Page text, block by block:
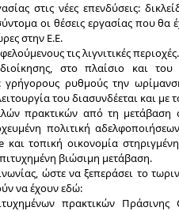
στις νέες επενδύσεις:
οι θέσεις εργασίας που θα
στην Ε.Ε.
τις λιγνιτικές περιοχές.
στο πλαίσιο και
γρήγορους ρυθμούς την
του διασυνδέεται και
πρακτικών από τη μετάβαση
πολιτική
τοπική οικονομία
βιώσιμη μετάβαση.
ώστε να ξεπεράσει το
να έχουν εδώ:
πρακτικών